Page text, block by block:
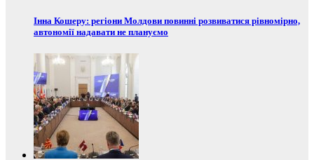
Інна Кошеру: регіони Молдови повинні розвиватися рівномірно,
автономії надавати не плануємо